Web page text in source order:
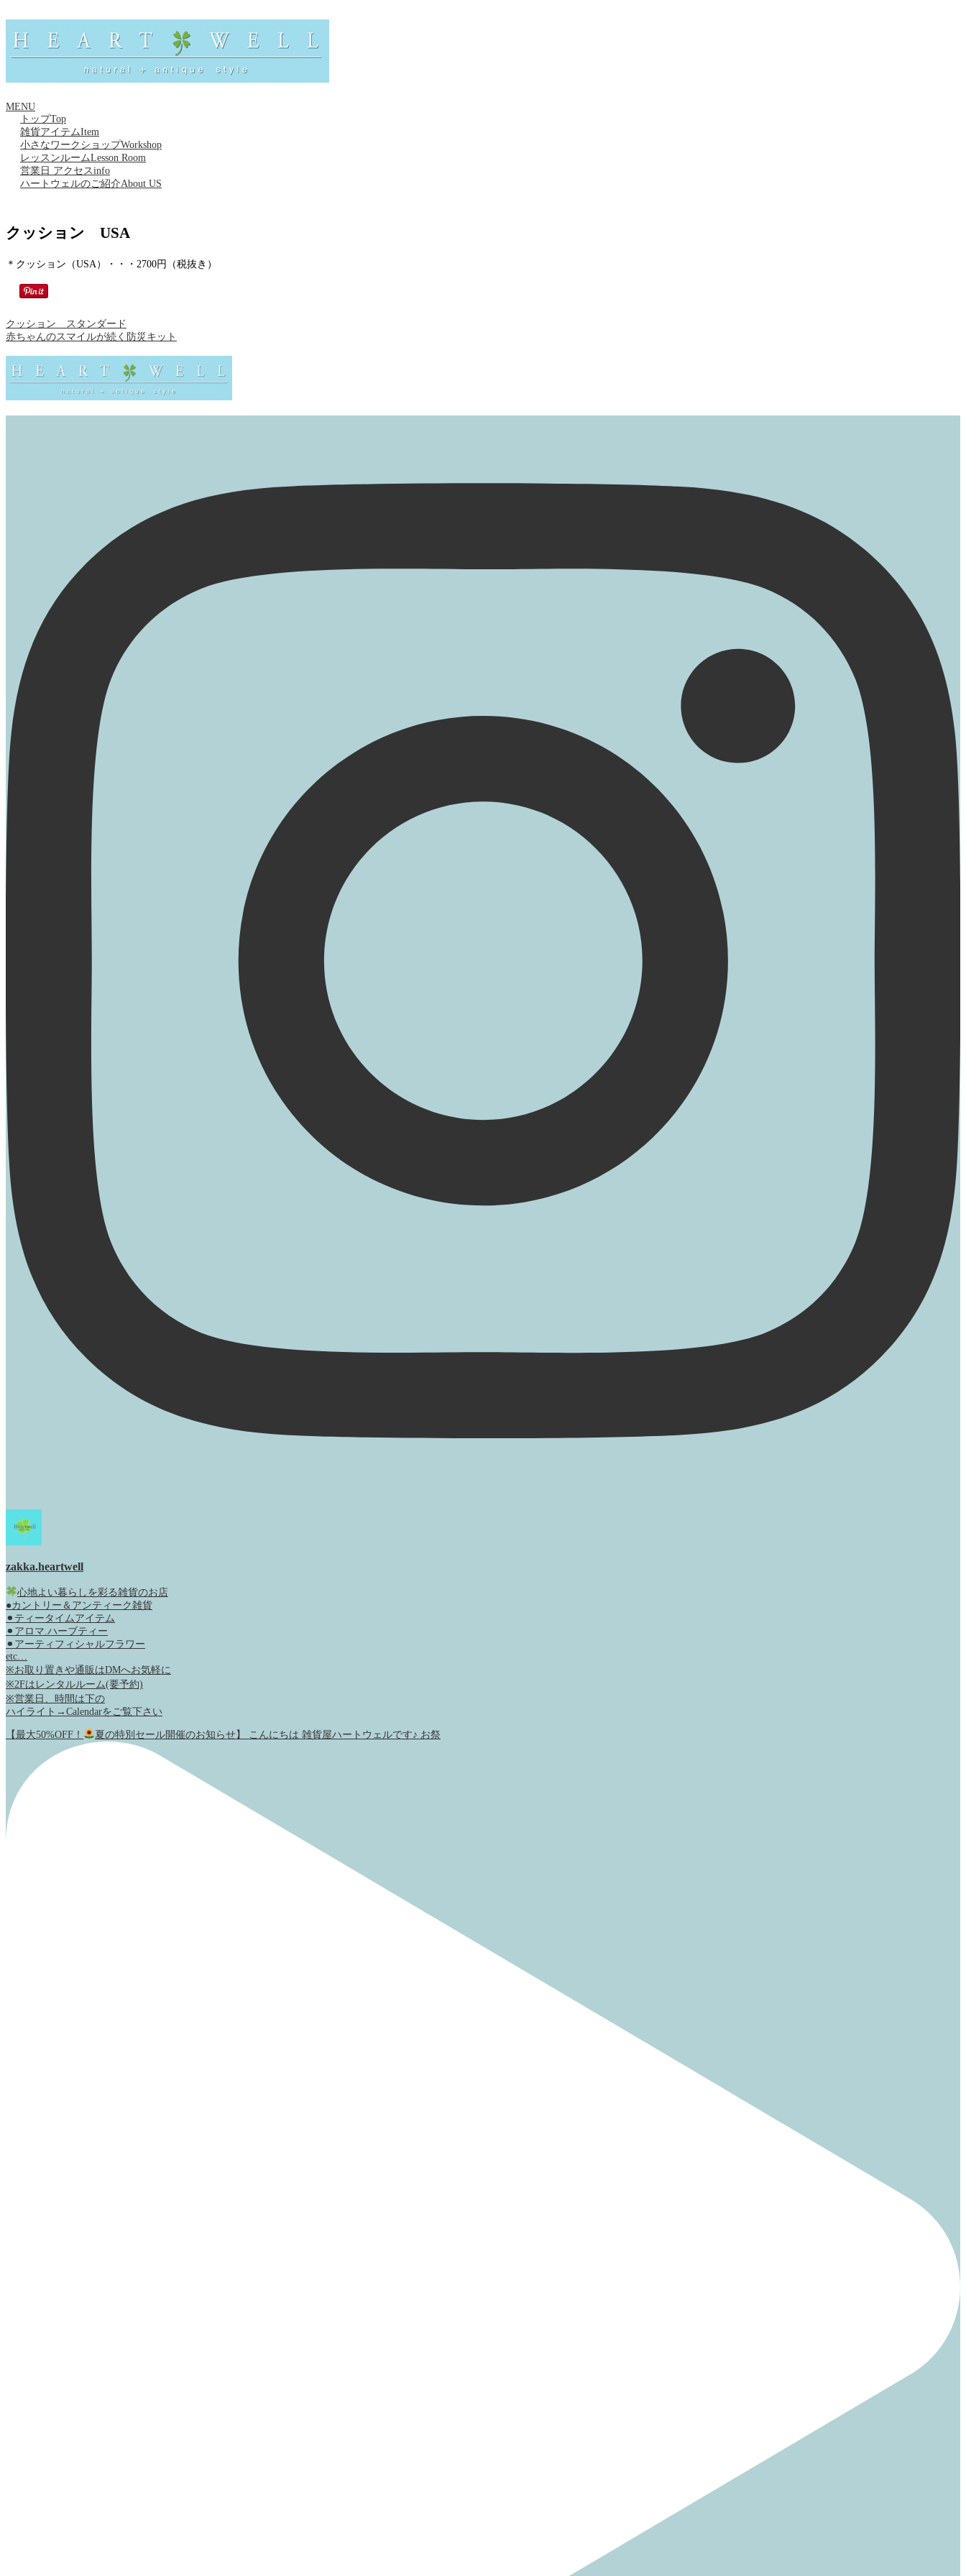
MENU
トップTop
雑貨アイテムItem
小さなワークショップWorkshop
レッスンルームLesson Room
営業日 アクセスinfo
ハートウェルのご紹介About US
クッション USA
＊クッション（USA）・・・2700円（税抜き）
クッション スタンダード
赤ちゃんのスマイルが続く防災キット
zakka.heartwell
心地よい暮らしを彩る雑貨のお店
●カントリー＆アンティーク雑貨
⚫︎ティータイムアイテム
⚫︎アロマ.ハーブティー
⚫︎アーティフィシャルフラワー
etc…
※お取り置きや通販はDMへお気軽に
※2Fはレンタルルーム(要予約)
※営業日、時間は下の
ハイライト→Calendarをご覧下さい
【最大50%OFF！ 夏の特別セール開催のお知らせ】 こんにちは 雑貨屋ハートウェルです♪ お祭